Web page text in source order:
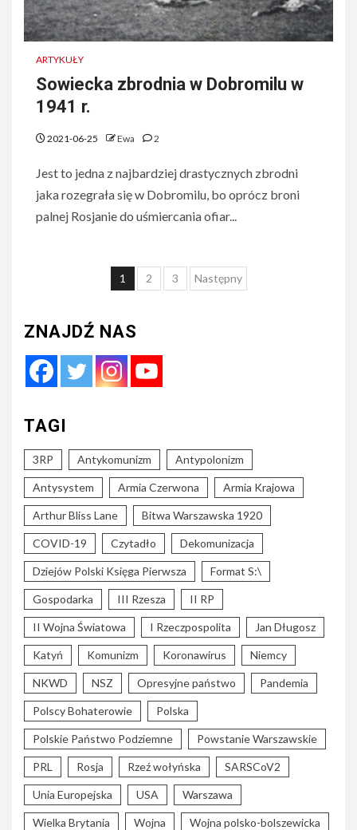
ARTYKUŁY
Sowiecka zbrodnia w Dobromilu w
1941 r.
2021-06-25 Ewa 2
Jest to jedna z najbardziej drastycznych zbrodni
jaka rozegrała się w Dobromilu, bo oprócz broni
palnej Rosjanie do uśmiercania ofiar...
Nawigacja
wpisach
1 2 3 Następny
ZNAJDŹ NAS
TAGI
3RP Antykomunizm Antypolonizm
Antysystem Armia Czerwona Armia Krajowa
Arthur Bliss Lane Bitwa Warszawska 1920
COVID-19 Czytadło Dekomunizacja
Dziejów Polski Księga Pierwsza Format S:\
Gospodarka III Rzesza II RP
II Wojna Światowa I Rzeczpospolita Jan Długosz
Katyń Komunizm Koronawirus Niemcy
NKWD NSZ Opresyjne państwo Pandemia
Polscy Bohaterowie Polska
Polskie Państwo Podziemne Powstanie Warszawskie
PRL Rosja Rzeź wołyńska SARSCoV2
Unia Europejska USA Warszawa
Wielka Brytania Wojna Wojna polsko-bolszewicka